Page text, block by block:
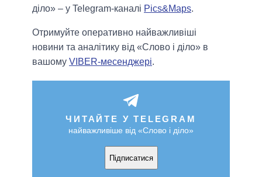
діло» – у Telegram-каналі Pics&Maps.
Отримуйте оперативно найважливіші
новини та аналітику від «Слово і діло» в
вашому VIBER-месенджері.
ЧИТАЙТЕ У TELEGRAM
найважливіше від «Слово і діло»
Підписатися